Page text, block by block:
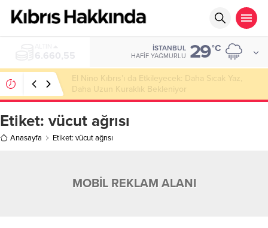
6.660,55
İSTANBUL
HAFIF YAĞMURLU 29°C
El Nino Kıbrıs’ı da Etkileyecek: Daha Sıcak Yaz,
Daha Uzun Kuraklık Bekleniyor
Etiket: vücut ağrısı
Anasayfa Etiket: vücut ağrısı
MOBİL REKLAM ALANI